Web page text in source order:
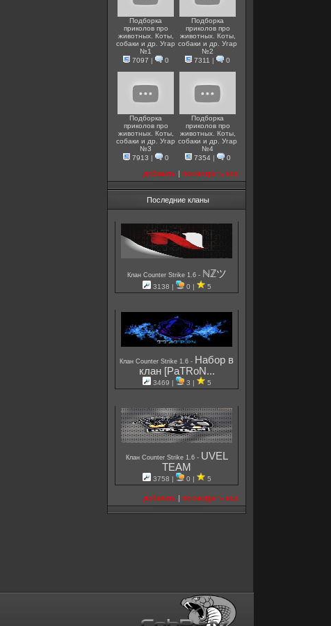
Подборка
приколов про
животных. Коты,
собаки и др. Угар
№1
7097 | 0
Подборка
приколов про
животных. Коты,
собаки и др. Угар
№2
7311 | 0
Подборка
приколов про
животных. Коты,
собаки и др. Угар
№3
7913 | 0
Подборка
приколов про
животных. Коты,
собаки и др. Угар
№4
7354| 0
добавить | посмотреть все
Последние кланы
Клан Counter Strike 1.6 - ℕℤツ
3138 | 0 | 5
Клан Counter Strike 1.6 - Набор в
клан [PaTRoN...
3469 | 3 | 5
Клан Counter Strike 1.6 - UVEL
TEAM
3758 | 0 | 5
добавить | посмотреть все